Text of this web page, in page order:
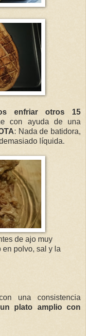
enfriar otros 15
con ayuda de una
: Nada de batidora,
líquida.
de ajo muy
en polvo, sal y la
una consistencia
plato amplio con